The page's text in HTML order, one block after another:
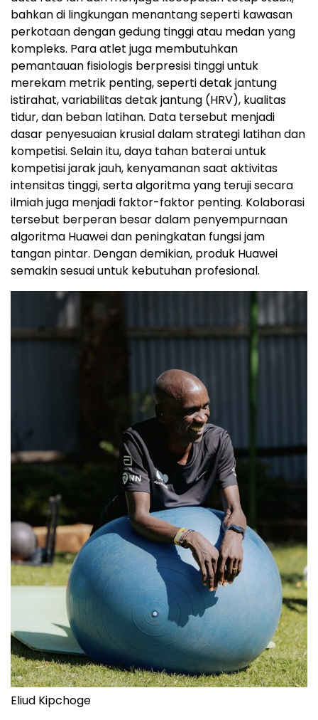
bahkan di lingkungan menantang seperti kawasan
perkotaan dengan gedung tinggi atau medan yang
kompleks. Para atlet juga membutuhkan
pemantauan fisiologis berpresisi tinggi untuk
merekam metrik penting, seperti detak jantung
istirahat, variabilitas detak jantung (HRV), kualitas
tidur, dan beban latihan. Data tersebut menjadi
dasar penyesuaian krusial dalam strategi latihan dan
kompetisi. Selain itu, daya tahan baterai untuk
kompetisi jarak jauh, kenyamanan saat aktivitas
intensitas tinggi, serta algoritma yang teruji secara
ilmiah juga menjadi faktor-faktor penting. Kolaborasi
tersebut berperan besar dalam penyempurnaan
algoritma Huawei dan peningkatan fungsi jam
tangan pintar. Dengan demikian, produk Huawei
semakin sesuai untuk kebutuhan profesional.
Eliud Kipchoge